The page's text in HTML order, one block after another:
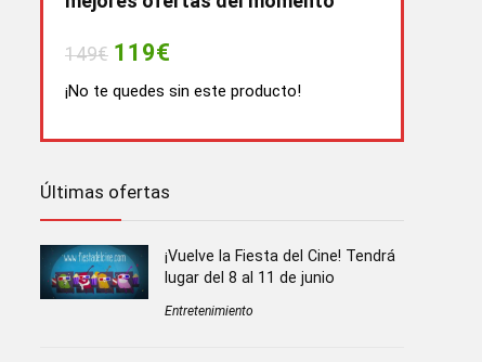
149€ 119€
¡No te quedes sin este producto!
Últimas ofertas
¡Vuelve la Fiesta del Cine! Tendrá
lugar del 8 al 11 de junio
Entretenimiento